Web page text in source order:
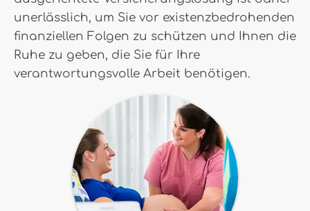
unerlässlich, um Sie vor existenzbedrohenden
finanziellen Folgen zu schützen und Ihnen die
Ruhe zu geben, die Sie für Ihre
verantwortungsvolle Arbeit benötigen.